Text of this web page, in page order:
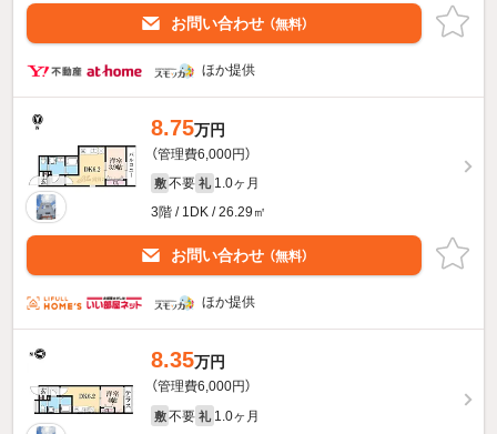
お問い合わせ （無料）
ほか提供
8.75万円
（管理費6,000円）
敷 不要 礼 1.0ヶ月
3階 / 1DK / 26.29㎡
お問い合わせ （無料）
ほか提供
8.35万円
（管理費6,000円）
敷 不要 礼 1.0ヶ月